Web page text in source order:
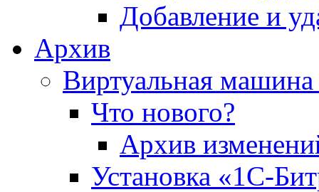
Добавление и
Архив
Виртуальная
Что нового?
Архив
Установка «1С-